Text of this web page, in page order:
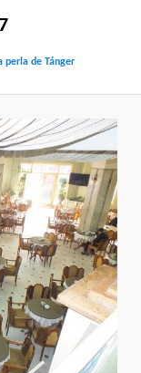
perla de Tánger